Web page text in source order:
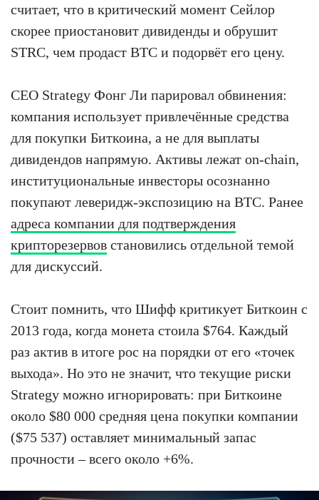
считает, что в критический момент Сейлор
скорее приостановит дивиденды и обрушит
STRC, чем продаст BTC и подорвёт его цену.
CEO Strategy Фонг Ли парировал обвинения:
компания использует привлечённые средства
для покупки Биткоина, а не для выплаты
дивидендов напрямую. Активы лежат on-chain,
институциональные инвесторы осознанно
покупают леверидж-экспозицию на BTC. Ранее
адреса компании для подтверждения
крипторезервов становились отдельной темой
для дискуссий.
Стоит помнить, что Шифф критикует Биткоин с
2013 года, когда монета стоила $764. Каждый
раз актив в итоге рос на порядки от его «точек
выхода». Но это не значит, что текущие риски
Strategy можно игнорировать: при Биткоине
около $80 000 средняя цена покупки компании
($75 537) оставляет минимальный запас
прочности – всего около +6%.